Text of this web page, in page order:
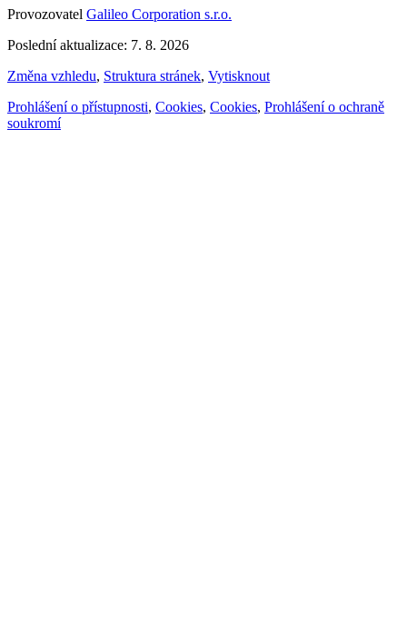
Provozovatel Galileo Corporation s.r.o.
Poslední aktualizace: 7. 8. 2026
Změna vzhledu, Struktura stránek, Vytisknout
Prohlášení o přístupnosti, Cookies, Cookies, Prohlášení o ochraně
soukromí